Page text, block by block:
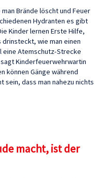
Brände löscht und Feuer
Hydranten es gibt
Kinder lernen Erste Hilfe,
wie man einen
eine Atemschutz-Strecke
Kinderfeuerwehrwartin
können Gänge während
dass man nahezu nichts
macht, ist der